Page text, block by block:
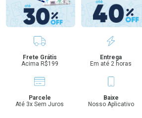
Benefícios
Frete Grátis
Acima R$199
Entrega
Em até 2 horas
Parcele
Até 3x Sem Juros
Baixe
Nosso Aplicativo